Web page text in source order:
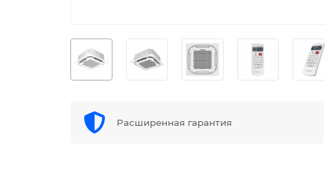
Расширенная гарантия